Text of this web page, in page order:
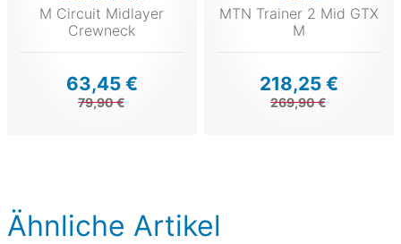
M Circuit Midlayer
Crewneck
63,45 €
79,90 €
MTN Trainer 2 Mid GTX
M
218,25 €
269,90 €
Ähnliche Artikel